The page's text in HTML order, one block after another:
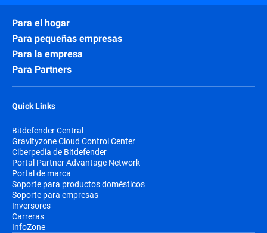
Para el hogar
Para pequeñas empresas
Para la empresa
Para Partners
Quick Links
Bitdefender Central
Gravityzone Cloud Control Center
Ciberpedia de Bitdefender
Portal Partner Advantage Network
Portal de marca
Soporte para productos domésticos
Soporte para empresas
Inversores
Carreras
InfoZone